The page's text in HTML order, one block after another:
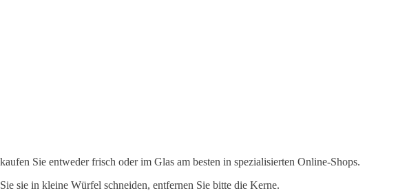
Sie entweder frisch oder im Glas am besten in spezialisierten Online-Shops.
sie in kleine Würfel schneiden, entfernen Sie bitte die Kerne.